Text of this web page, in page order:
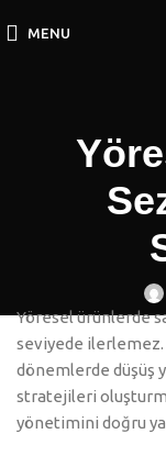
MENU
Yöresel ürünlerde
seviyede
dönemlerde düşüş
stratejileri
yönetimini doğru